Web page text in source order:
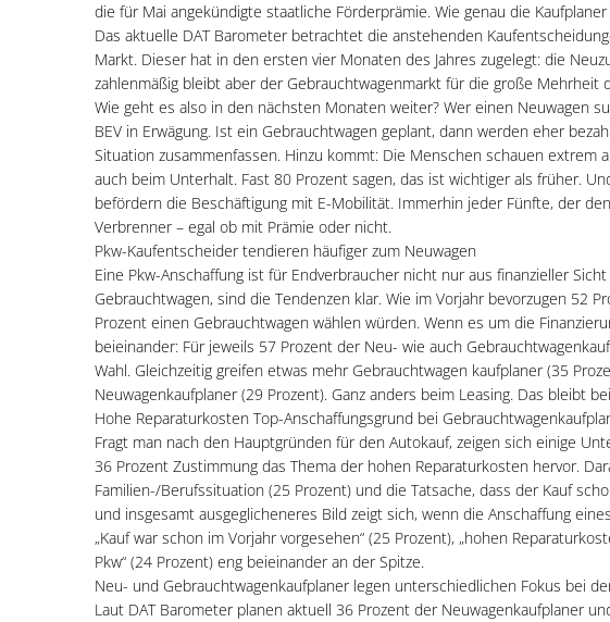
die für Mai angekündigte staatliche Förderprämie. Wie genau die
Das aktuelle DAT Barometer betrachtet die anstehenden
Markt. Dieser hat in den ersten vier Monaten des Jahres zugelegt: die
zahlenmäßig bleibt aber der Gebrauchtwagenmarkt für die große Mehrheit
Wie geht es also in den nächsten Monaten weiter? Wer einen Neuwagen
BEV in Erwägung. Ist ein Gebrauchtwagen geplant, dann werden eher
Situation zusammenfassen. Hinzu kommt: Die Menschen schauen extrem
auch beim Unterhalt. Fast 80 Prozent sagen, das ist wichtiger als früher.
befördern die Beschäftigung mit E-Mobilität. Immerhin jeder Fünfte, der
Verbrenner – egal ob mit Prämie oder nicht.
Pkw-Kaufentscheider tendieren häufiger zum Neuwagen
Eine Pkw-Anschaffung ist für Endverbraucher nicht nur aus finanzieller
Gebrauchtwagen, sind die Tendenzen klar. Wie im Vorjahr bevorzugen 52
Prozent einen Gebrauchtwagen wählen würden. Wenn es um die
beieinander: Für jeweils 57 Prozent der Neu- wie auch
Wahl. Gleichzeitig greifen etwas mehr Gebrauchtwagen kaufplaner (35
Neuwagenkaufplaner (29 Prozent). Ganz anders beim Leasing. Das bleibt
Hohe Reparaturkosten Top-Anschaffungsgrund bei
Fragt man nach den Hauptgründen für den Autokauf, zeigen sich einige
36 Prozent Zustimmung das Thema der hohen Reparaturkosten hervor.
Familien-/Berufssituation (25 Prozent) und die Tatsache, dass der Kauf
und insgesamt ausgeglicheneres Bild zeigt sich, wenn die Anschaffung
„Kauf war schon im Vorjahr vorgesehen“ (25 Prozent), „hohen
Pkw“ (24 Prozent) eng beieinander an der Spitze.
Neu- und Gebrauchtwagenkaufplaner legen unterschiedlichen Fokus bei
Laut DAT Barometer planen aktuell 36 Prozent der Neuwagenkaufplaner